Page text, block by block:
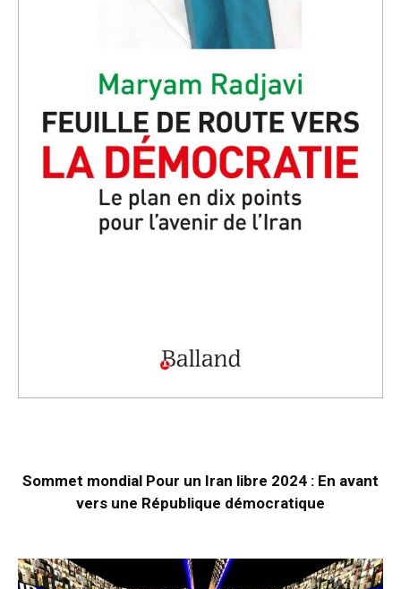
Sommet mondial Pour un Iran libre 2024 : En avant
vers une République démocratique